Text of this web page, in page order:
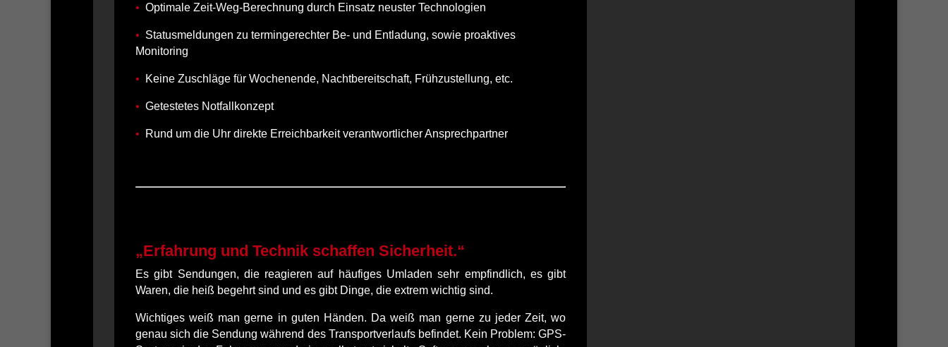
• Optimale Zeit‐Weg‐Berechnung durch Einsatz neuster Technologien
• Statusmeldungen zu termingerechter Be‐ und Entladung, sowie proaktives
Monitoring
• Keine Zuschläge für Wochenende, Nachtbereitschaft, Frühzustellung, etc.
• Getestetes Notfallkonzept
• Rund um die Uhr direkte Erreichbarkeit verantwortlicher Ansprechpartner
„Erfahrung und Technik schaffen Sicherheit.“
Es gibt Sendungen, die reagieren auf häufiges Umladen sehr empfindlich, es gibt
Waren, die heiß begehrt sind und es gibt Dinge, die extrem wichtig sind.
Wichtiges weiß man gerne in guten Händen. Da weiß man gerne zu jeder Zeit, wo
genau sich die Sendung während des Transportverlaufs befindet. Kein Problem: GPS‐